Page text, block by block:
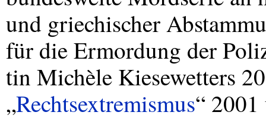
und griechischer
für die Ermordung der
tin Michèle Kiesewetters
„Rechtsextremismus“